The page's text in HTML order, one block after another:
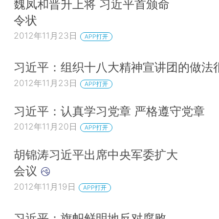
魏凤和晋升上将 习近平首颁命
令状
2012年11月23日 APP打开
习近平：组织十八大精神宣讲团的做法
2012年11月23日 APP打开
习近平：认真学习党章 严格遵守党章
2012年11月20日 APP打开
胡锦涛习近平出席中央军委扩大
会议
2012年11月19日 APP打开